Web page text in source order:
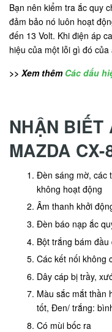
Bạn nên kiểm tra ắc quy
đảm bảo nó luôn hoạt
đến 13 Volt. Khi điện áp
hiệu của một lỗi gì đó của
>> Xem thêm Các dấu
NHẬN BIẾT
MAZDA
Đèn sáng mờ, các
không hoạt động
Âm thanh khởi
Đèn báo nạp ắc
Bột trắng bám đầu
Các kết nối không
Dây cáp bị trầy,
Màu sắc mắt thần
tốt, Đen/ trắng:
Có mùi bốc ra